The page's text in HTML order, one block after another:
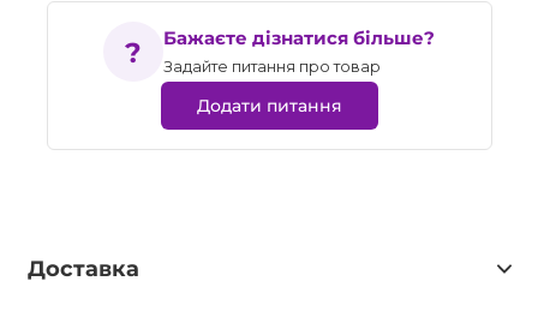
Бажаєте дізнатися більше?
Задайте питання про товар
Додати питання
Доставка